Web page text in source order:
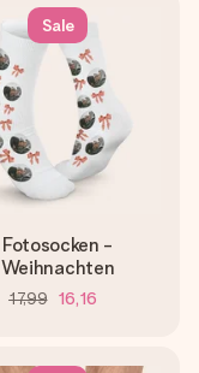
Sale
Fotosocken -
Weihnachten
17,99 16,16